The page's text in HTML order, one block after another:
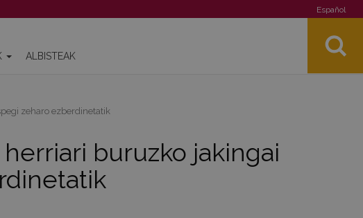
Español
ALBISTEAK
zeharo ezberdinetatik
buruzko jakingai